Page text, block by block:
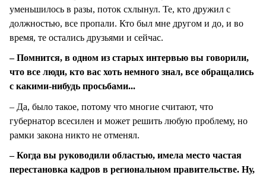
уменьшилось в разы, поток схлынул. Те, кто дружил с
должностью, все пропали. Кто был мне другом и до, и во
время, те остались друзьями и сейчас.
– Помнится, в одном из старых интервью вы говорили,
что все люди, кто вас хоть немного знал, все обращались
с какими-нибудь просьбами...
– Да, было такое, потому что многие считают, что
губернатор всесилен и может решить любую проблему, но
рамки закона никто не отменял.
– Когда вы руководили областью, имела место частая
перестановка кадров в региональном правительстве. Ну,